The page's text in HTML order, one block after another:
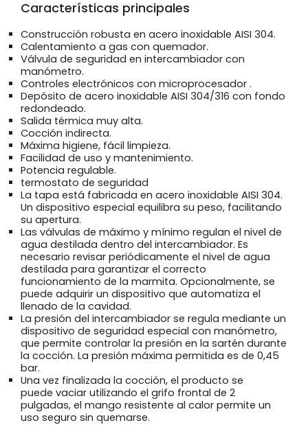
Características principales
Construcción robusta en acero inoxidable AISI 304.
Calentamiento a gas con quemador.
Válvula de seguridad en intercambiador con
manómetro.
Controles electrónicos con microprocesador .
Depósito de acero inoxidable AISI 304/316 con fondo
redondeado.
Salida térmica muy alta.
Cocción indirecta.
Máxima higiene, fácil limpieza.
Facilidad de uso y mantenimiento.
Potencia regulable.
termostato de seguridad
La tapa está fabricada en acero inoxidable AISI 304.
Un dispositivo especial equilibra su peso, facilitando
su apertura.
Las válvulas de máximo y mínimo regulan el nivel de
agua destilada dentro del intercambiador. Es
necesario revisar periódicamente el nivel de agua
destilada para garantizar el correcto
funcionamiento de la marmita. Opcionalmente, se
puede adquirir un dispositivo que automatiza el
llenado de la cavidad.
La presión del intercambiador se regula mediante un
dispositivo de seguridad especial con manómetro,
que permite controlar la presión en la sartén durante
la cocción. La presión máxima permitida es de 0,45
bar.
Una vez finalizada la cocción, el producto se
puede vaciar utilizando el grifo frontal de 2
pulgadas, el mango resistente al calor permite un
uso seguro sin quemarse.